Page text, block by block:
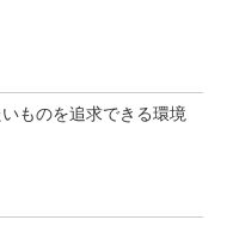
いものを追求できる環境